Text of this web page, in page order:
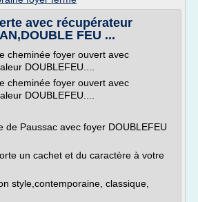
avec récupérateur
FEU ...
cheminée foyer ouvert avec
DOUBLEFEU....
cheminée foyer ouvert avec
DOUBLEFEU....
de Paussac avec foyer DOUBLEFEU
un cachet et du caractère à votre
style,contemporaine, classique,